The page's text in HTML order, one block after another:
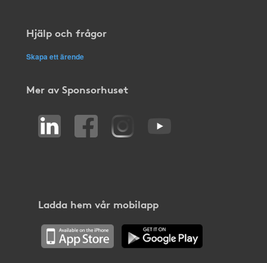
Hjälp och frågor
Skapa ett ärende
Mer av Sponsorhuset
Ladda hem vår mobilapp